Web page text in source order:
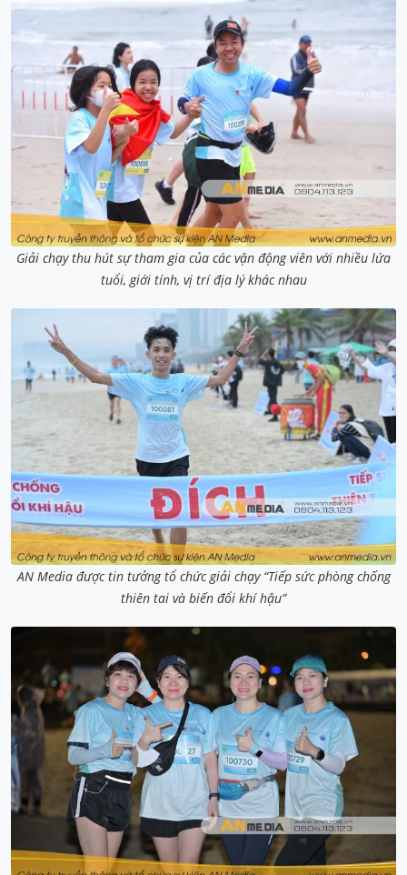
Giải chạy thu hút sự tham gia của các vận động viên với nhiều lứa
tuổi, giới tính, vị trí địa lý khác nhau
AN Media được tin tưởng tổ chức giải chạy “Tiếp sức phòng chống
thiên tai và biến đổi khí hậu”